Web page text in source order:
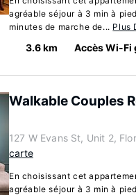
agréable séjour à 3 min à
minutes de marche de... Plus
3.6 km Accès Wi-Fi
Walkable Couples
127 W Evans St, Unit 2,
carte
En choisissant cet
agréable séjour à 3 min à